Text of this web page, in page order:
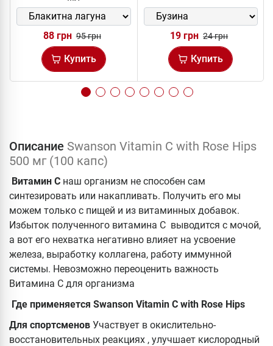
88 грн 95 грн
Купить
19 грн 24 грн
Купить
Описание Swanson Vitamin C with Rose Hips
500 мг (100 капс)
Витамин С наш организм не способен сам
синтезировать или накапливать. Получить его мы
можем только с пищей и из витаминных добавок.
Избыток полученного витамина С выводится с мочой,
а вот его нехватка негативно влияет на усвоение
железа, выработку коллагена, работу иммунной
системы. Невозможно переоценить важность
Витамина С для организма
Где применяется Swanson Vitamin C with Rose Hips
Для спортсменов Участвует в окислительно-
восстановительных реакциях , улучшает кислородный